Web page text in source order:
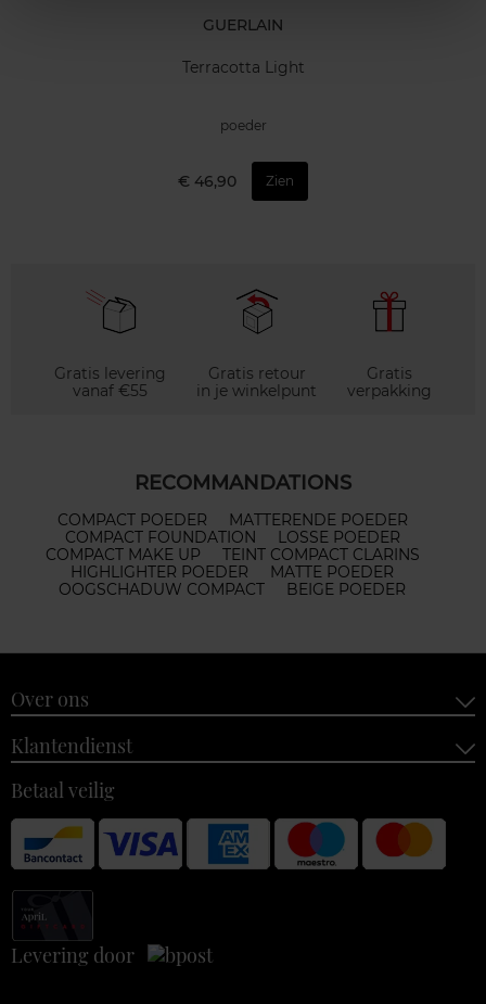
GUERLAIN
Terracotta Light
poeder
€ 46,90 Zien
Gratis levering
vanaf €55
Gratis retour
in je winkelpunt
Gratis
verpakking
RECOMMANDATIONS
COMPACT POEDER
MATTERENDE POEDER
COMPACT FOUNDATION
LOSSE POEDER
COMPACT MAKE UP
TEINT COMPACT CLARINS
HIGHLIGHTER POEDER
MATTE POEDER
OOGSCHADUW COMPACT
BEIGE POEDER
Over ons
Klantendienst
Betaal veilig
Levering door